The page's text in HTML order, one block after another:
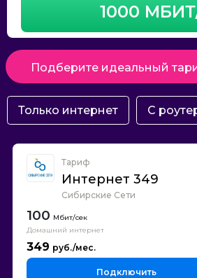
1000
Подберите идеальный
Только интернет С
Тариф
Интернет 349
Сибирские Сети
100
Домашний интернет
349
Подключить